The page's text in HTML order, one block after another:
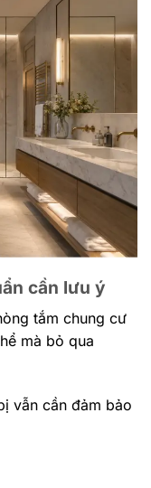
cần lưu ý
tắm chung cư
mà bỏ qua
vẫn cần đảm bảo